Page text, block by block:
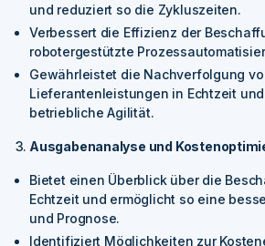
und reduziert so die Zykluszeiten.
Verbessert die Effizienz der
robotergestützte
Gewährleistet die Nachverfolgung
Lieferantenleistungen in Echtzeit
betriebliche Agilität.
Ausgabenanalyse und
Bietet einen Überblick über die
Echtzeit und ermöglicht so eine
und Prognose.
Identifiziert Möglichkeiten zur